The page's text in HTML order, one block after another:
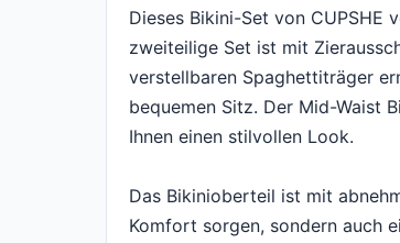
Dieses Bikini-Set von
zweiteilige Set ist mit
verstellbaren Spaghettiträger
bequemen Sitz. Der Mid-Waist
Ihnen einen stilvollen Look.
Das Bikinioberteil ist mit
Komfort sorgen, sondern auch